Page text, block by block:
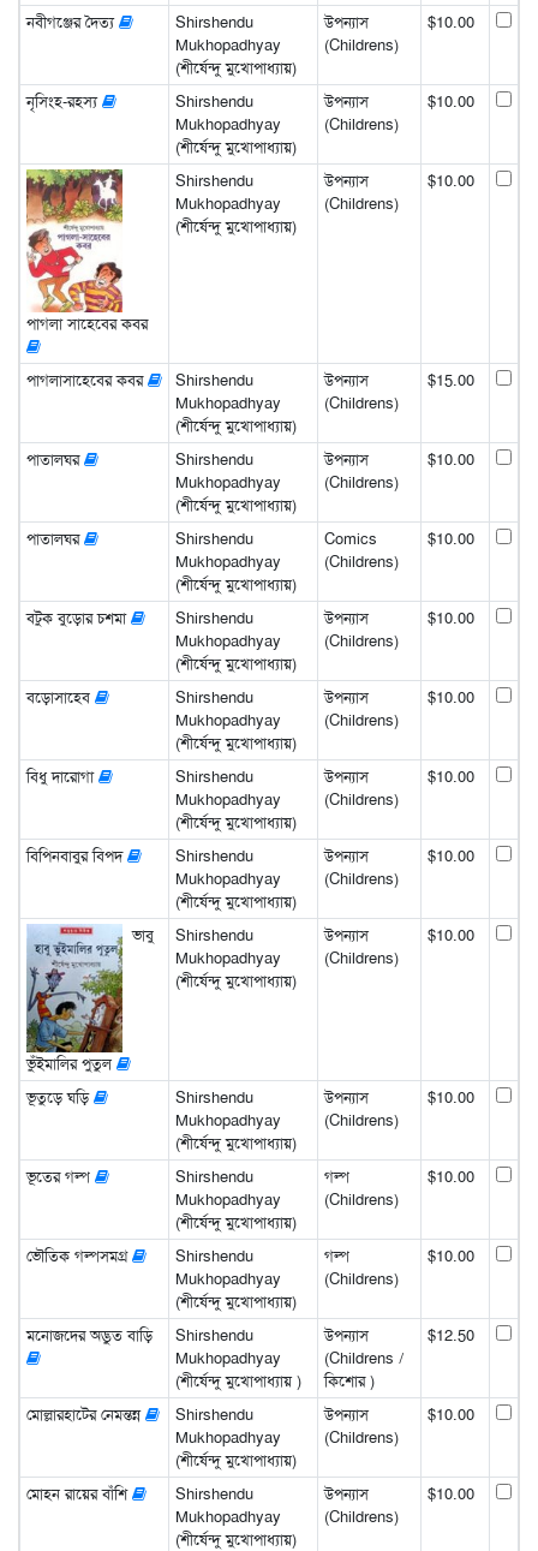
নবীগঞ্জের দৈত্য
Shirshendu
Mukhopadhyay
(শীর্ষেন্দু মুখোপাধ্যায়)
উপন্যাস
(Childrens)
$10.00
নৃসিংহ-রহস্য
Shirshendu
Mukhopadhyay
(শীর্ষেন্দু মুখোপাধ্যায়)
উপন্যাস
(Childrens)
$10.00
পাগলা সাহেবের কবর
Shirshendu
Mukhopadhyay
(শীর্ষেন্দু মুখোপাধ্যায়)
উপন্যাস
(Childrens)
$10.00
পাগলাসাহেবের কবর
Shirshendu
Mukhopadhyay
(শীর্ষেন্দু মুখোপাধ্যায়)
উপন্যাস
(Childrens)
$15.00
পাতালঘর
Shirshendu
Mukhopadhyay
(শীর্ষেন্দু মুখোপাধ্যায়)
উপন্যাস
(Childrens)
$10.00
পাতালঘর
Shirshendu
Mukhopadhyay
(শীর্ষেন্দু মুখোপাধ্যায়)
Comics
(Childrens)
$10.00
বটুক বুড়োর চশমা
Shirshendu
Mukhopadhyay
(শীর্ষেন্দু মুখোপাধ্যায়)
উপন্যাস
(Childrens)
$10.00
বড়োসাহেব
Shirshendu
Mukhopadhyay
(শীর্ষেন্দু মুখোপাধ্যায়)
উপন্যাস
(Childrens)
$10.00
বিধু দারোগা
Shirshendu
Mukhopadhyay
(শীর্ষেন্দু মুখোপাধ্যায়)
উপন্যাস
(Childrens)
$10.00
বিপিনবাবুর বিপদ
Shirshendu
Mukhopadhyay
(শীর্ষেন্দু মুখোপাধ্যায়)
উপন্যাস
(Childrens)
$10.00
ভাবু
ভুঁইমালির পুতুল
Shirshendu
Mukhopadhyay
(শীর্ষেন্দু মুখোপাধ্যায়)
উপন্যাস
(Childrens)
$10.00
ভূতুড়ে ঘড়ি
Shirshendu
Mukhopadhyay
(শীর্ষেন্দু মুখোপাধ্যায়)
উপন্যাস
(Childrens)
$10.00
ভূতের গল্প
Shirshendu
Mukhopadhyay
(শীর্ষেন্দু মুখোপাধ্যায়)
গল্প
(Childrens)
$10.00
ভৌতিক গল্পসমগ্র
Shirshendu
Mukhopadhyay
(শীর্ষেন্দু মুখোপাধ্যায়)
গল্প
(Childrens)
$10.00
মনোজদের অদ্ভুত বাড়ি
Shirshendu
Mukhopadhyay
(শীর্ষেন্দু মুখোপাধ্যায় )
উপন্যাস
(Childrens /
কিশোর )
$12.50
মোল্লারহাটের নেমন্তন্ন
Shirshendu
Mukhopadhyay
(শীর্ষেন্দু মুখোপাধ্যায়)
উপন্যাস
(Childrens)
$10.00
মোহন রায়ের বাঁশি
Shirshendu
Mukhopadhyay
(শীর্ষেন্দু মুখোপাধ্যায়)
উপন্যাস
(Childrens)
$10.00